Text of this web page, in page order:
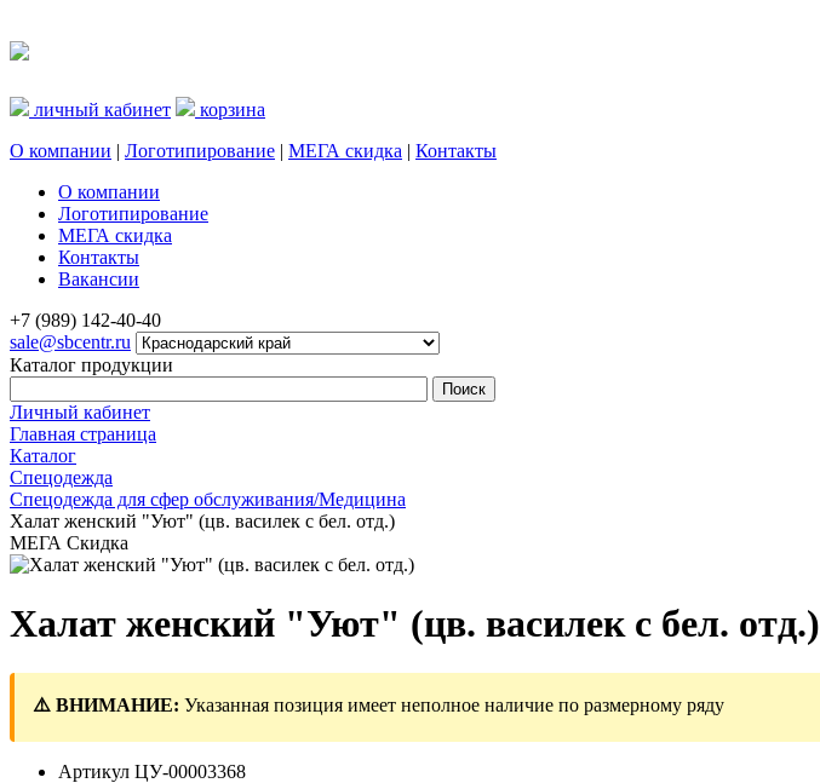
личный кабинет
корзина
О компании | Логотипирование | МЕГА скидка | Контакты
О компании
Логотипирование
МЕГА скидка
Контакты
Вакансии
+7 (989) 142-40-40
sale@sbcentr.ru
Каталог продукции
Личный кабинет
Главная страница
Каталог
Спецодежда
Спецодежда для сфер обслуживания/Медицина
Халат женский "Уют" (цв. василек с бел. отд.)
МЕГА Скидка
Халат женский "Уют" (цв. василек с бел. отд.)
⚠️ ВНИМАНИЕ: Указанная позиция имеет неполное наличие по размерному ряду
Артикул ЦУ-00003368